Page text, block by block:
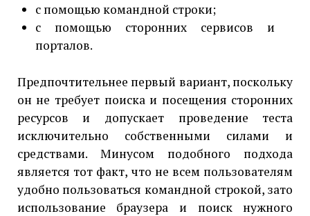
с помощью командной строки;
с помощью сторонних сервисов и
порталов.
Предпочтительнее первый вариант, поскольку
он не требует поиска и посещения сторонних
ресурсов и допускает проведение теста
исключительно собственными силами и
средствами. Минусом подобного подхода
является тот факт, что не всем пользователям
удобно пользоваться командной строкой, зато
использование браузера и поиск нужного